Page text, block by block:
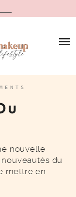
nouvelle
du
mettre en